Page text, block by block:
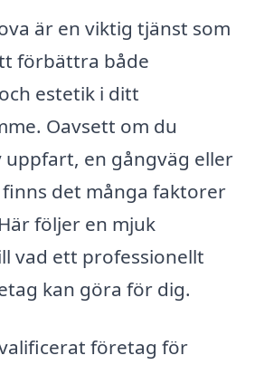
är en viktig tjänst som
förbättra både
estetik i ditt
Oavsett om du
uppfart, en gångväg eller
det många faktorer
följer en mjuk
vad ett professionellt
kan göra för dig.
företag för